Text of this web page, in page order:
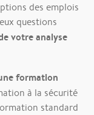
des emplois
questions
votre analyse
formation
à la sécurité
standard